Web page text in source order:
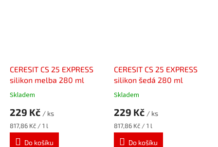
CERESIT CS 25 EXPRESS
silikon melba 280 ml
Skladem
229 Kč / ks
Měrná
cena:
817,86 Kč / 1 l
Do košíku
CERESIT CS 25 EXPRESS
silikon šedá 280 ml
Skladem
229 Kč / ks
Měrná
cena:
817,86 Kč / 1 l
Do košíku